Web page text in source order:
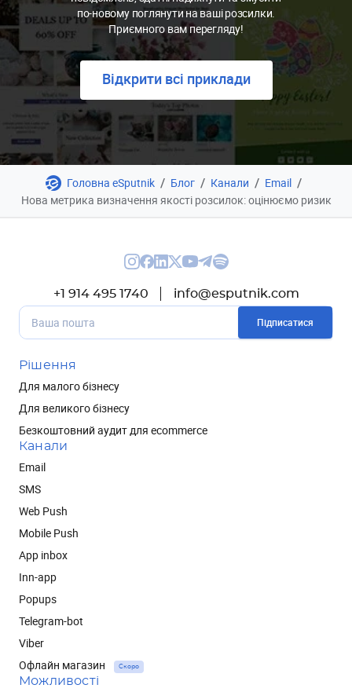
по-новому поглянути на ваші розсилки.
Приємного вам перегляду!
Відкрити всі приклади
Головна eSputnik / Блог / Канали / Email /
Нова метрика визначення якості розсилок: оцінюємо ризик
+1 914 495 1740 info@esputnik.com
Підписатися
Рішення
Для малого бізнесу
Для великого бізнесу
Безкоштовний аудит для ecommerce
Канали
Email
SMS
Web Push
Mobile Push
App inbox
Inn-app
Popups
Telegram-bot
Viber
Офлайн магазин
Скоро
Можливості